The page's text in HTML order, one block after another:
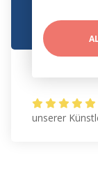
unserer